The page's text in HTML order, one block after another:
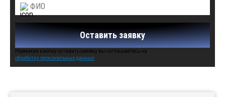
Оставить заявку
Нажимая кнопку оставить заявку вы соглашаетесь на
обработку персональных данных